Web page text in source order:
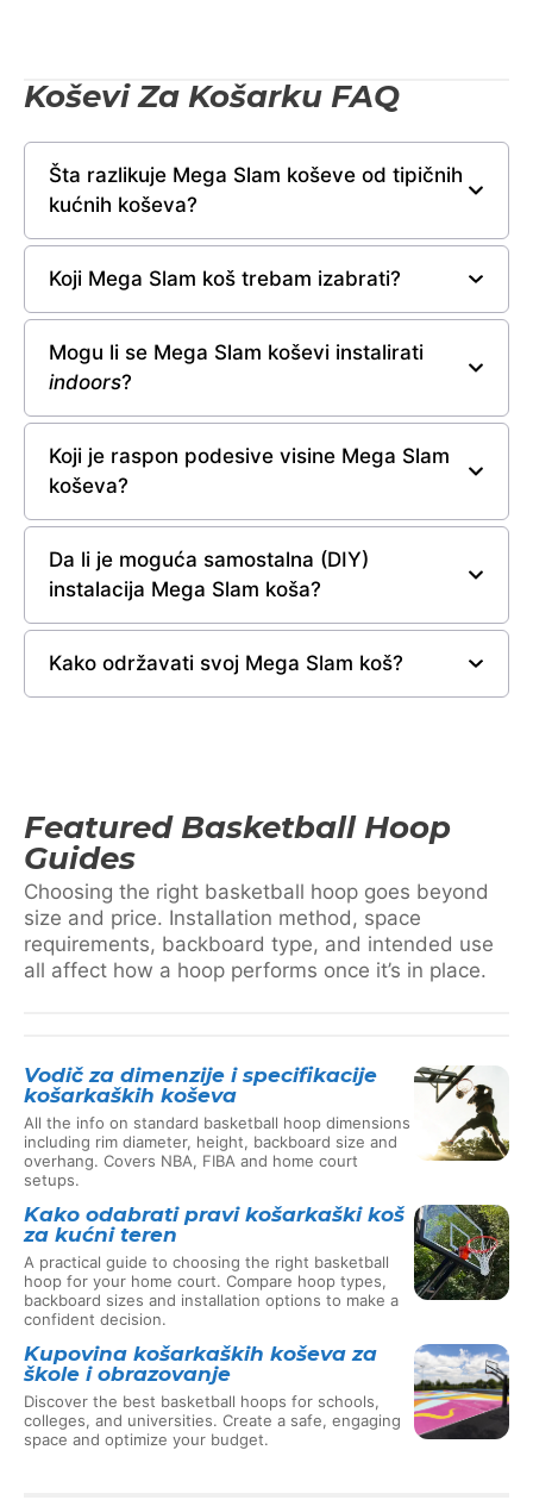
Koševi Za Košarku FAQ
Šta razlikuje Mega Slam koševe od tipičnih
kućnih koševa?
Koji Mega Slam koš trebam izabrati?
Mogu li se Mega Slam koševi instalirati
indoors?
Koji je raspon podesive visine Mega Slam
koševa?
Da li je moguća samostalna (DIY)
instalacija Mega Slam koša?
Kako održavati svoj Mega Slam koš?
Featured Basketball Hoop
Guides
Choosing the right basketball hoop goes beyond
size and price. Installation method, space
requirements, backboard type, and intended use
all affect how a hoop performs once it’s in place.
Vodič za dimenzije i specifikacije
košarkaških koševa
All the info on standard basketball hoop dimensions
including rim diameter, height, backboard size and
overhang. Covers NBA, FIBA and home court
setups.
Kako odabrati pravi košarkaški koš
za kućni teren
A practical guide to choosing the right basketball
hoop for your home court. Compare hoop types,
backboard sizes and installation options to make a
confident decision.
Kupovina košarkaških koševa za
škole i obrazovanje
Discover the best basketball hoops for schools,
colleges, and universities. Create a safe, engaging
space and optimize your budget.